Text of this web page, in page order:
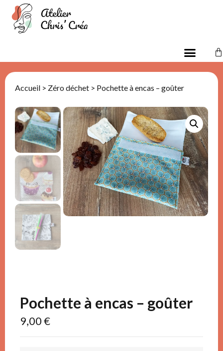
Accueil > Zéro déchet > Pochette à encas – goûter
Pochette à encas – goûter
9,00€